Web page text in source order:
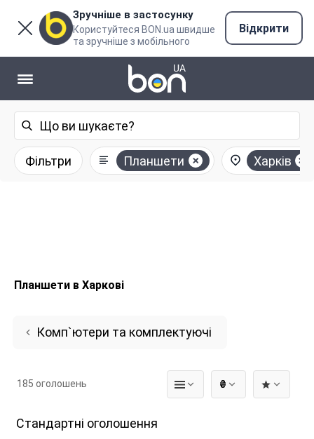
Зручніше в застосунку
Користуйтеся BON.ua швидше
та зручніше з мобільного
Відкрити
Фільтри Планшети Харків
Планшети в Харкові
Комп`ютери та комплектуючі
₴
185 оголошень
Стандартні оголошення